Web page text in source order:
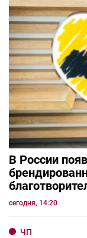
В России
сегодня, 14:20
ЧП